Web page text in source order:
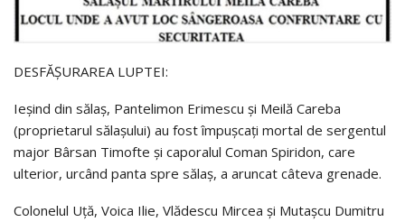
DESFĂȘURAREA LUPTEI:
Ieșind din sălaș, Pantelimon Erimescu și Meilă Careba
(proprietarul sălașului) au fost împușcați mortal de sergentul
major Bârsan Timofte și caporalul Coman Spiridon, care
ulterior, urcând panta spre sălaș, a aruncat câteva grenade.
Colonelul Uță, Voica Ilie, Vlădescu Mircea și Mutașcu Dumitru